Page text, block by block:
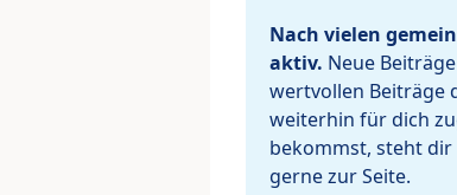
Nach vielen
aktiv. Neue
wertvollen Beiträge
weiterhin für dich
bekommst, steht
gerne zur Seite.